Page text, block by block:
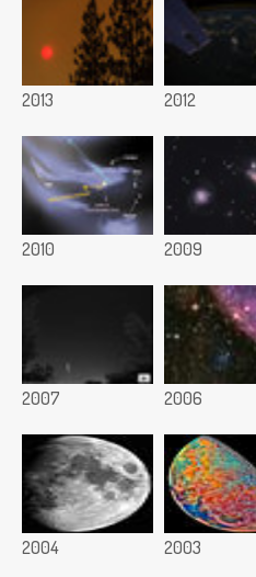
2013 2012
2010 2009
2007 2006
2004 2003